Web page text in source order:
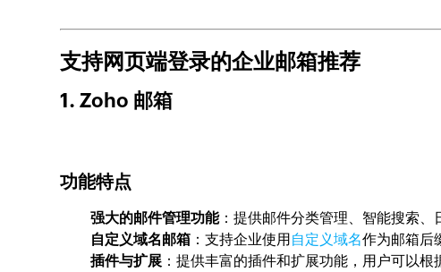
支持网页端登录的企业邮箱推荐
1. Zoho 邮箱
功能特点
强大的邮件管理功能：提供邮件分类管理、智能搜索、
自定义域名邮箱 ：支持企业使用自定义域名作为邮箱后
插件与扩展 ：提供丰富的插件和扩展功能，用户可以根